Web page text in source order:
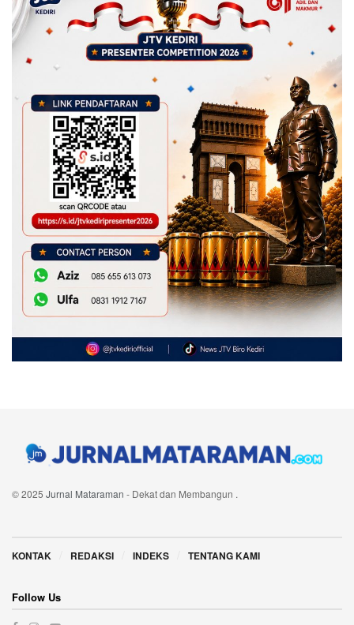
© 2025 Jurnal Mataraman - Dekat dan Membangun .
KONTAK REDAKSI INDEKS TENTANG KAMI
Follow Us